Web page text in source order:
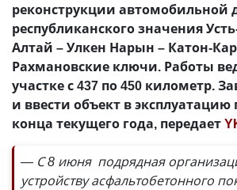
реконструкции автомобильной
республиканского значения
Алтай – Улкен Нарын – Катон-
Рахмановские ключи. Работы
участке с 437 по 450 километр.
и ввести объект в эксплуатацию
конца текущего года, передает
— С 8 июня подрядная
устройству асфальтобетонного